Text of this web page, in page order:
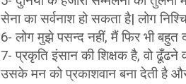
सेना का सर्वनाश हो सकता है| लोग
6- लोग मुझे पसन्द नहीं, मैं फिर भी बहुत
7- प्रकृति इंसान की शिक्षक है, वो
उसके मन को प्रकाशवान बना देती है